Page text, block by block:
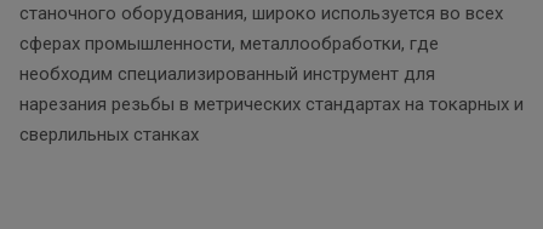
станочного оборудования, широко используется во всех
сферах промышленности, металлообработки, где
необходим специализированный инструмент для
нарезания резьбы в метрических стандартах на токарных и
сверлильных станках